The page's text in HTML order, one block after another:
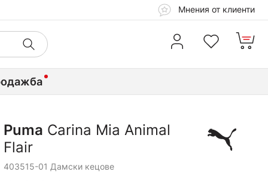
Мнения от клиенти
Puma Carina Mia Animal
Flair
403515-01 Дамски кецове